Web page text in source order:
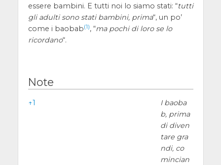
essere bambini. E tutti noi lo siamo stati: “tutti
gli adulti sono stati bambini, prima“, un po’
come i baobab(1), “ma pochi di loro se lo
ricordano“.
Note
Note
↑1
I baoba
b, prima
di diven
tare gra
ndi, co
mincian